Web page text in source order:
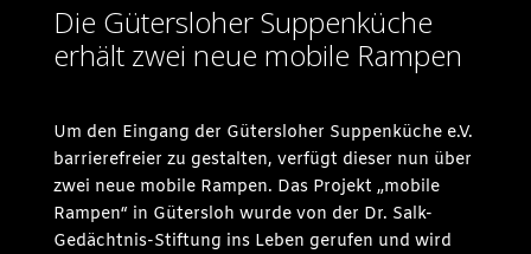
Die Gütersloher Suppenküche
erhält zwei neue mobile Rampen
Um den Eingang der Gütersloher Suppenküche e.V.
barrierefreier zu gestalten, verfügt dieser nun über
zwei neue mobile Rampen. Das Projekt „mobile
Rampen“ in Gütersloh wurde von der Dr. Salk-
Gedächtnis-Stiftung ins Leben gerufen und wird